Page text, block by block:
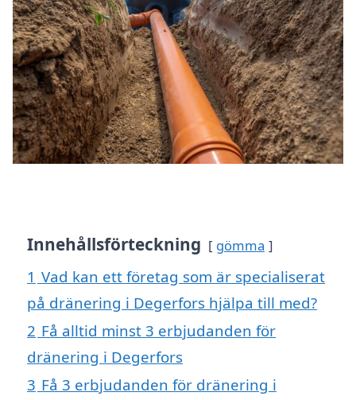
Innehållsförteckning gömma
1 Vad kan ett företag som är specialiserat
på dränering i Degerfors hjälpa till med?
2 Få alltid minst 3 erbjudanden för
dränering i Degerfors
3 Få 3 erbjudanden för dränering i